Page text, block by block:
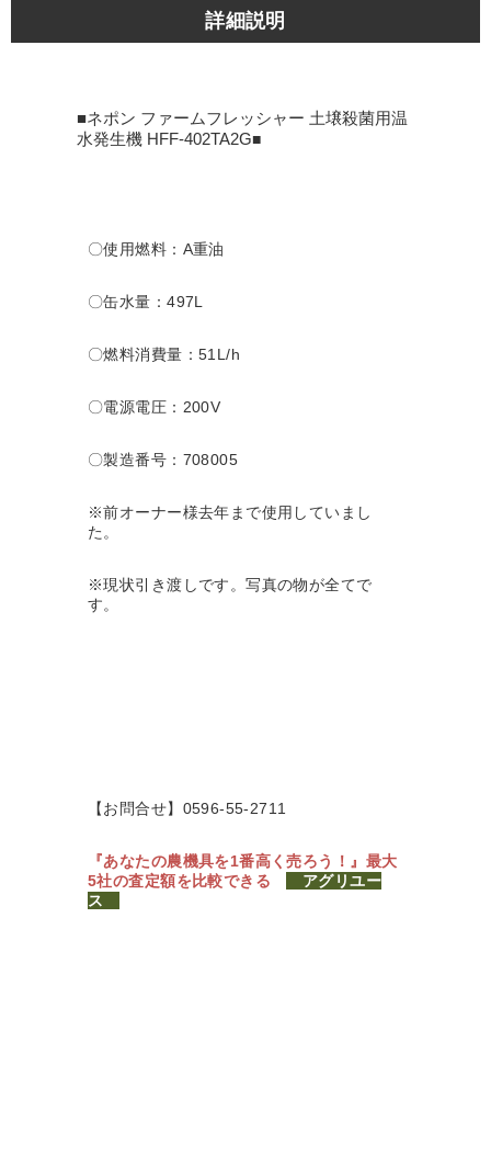
詳細説明
■ネポン ファームフレッシャー 土壌殺菌用温
水発生機 HFF-402TA2G■
〇使用燃料：A重油
〇缶水量：497L
〇燃料消費量：51L/h
〇電源電圧：200V
〇製造番号：708005
※前オーナー様去年まで使用していまし
た。
※現状引き渡しです。写真の物が全てで
す。
【お問合せ】0596-55-2711
『あなたの農機具を1番高く売ろう！』 最大
5社の査定額を比較できる
アグリユー
ス